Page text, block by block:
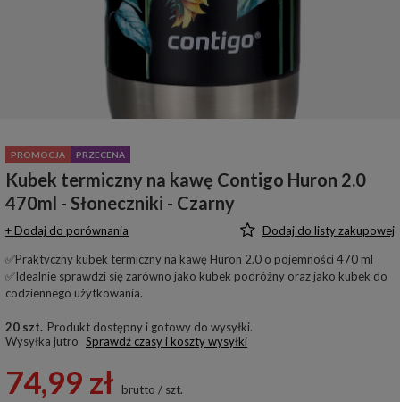
PROMOCJA PRZECENA
Kubek termiczny na kawę Contigo Huron 2.0
470ml - Słoneczniki - Czarny
+ Dodaj do porównania
Dodaj do listy zakupowej
✅Praktyczny kubek termiczny na kawę Huron 2.0 o pojemności 470 ml
✅Idealnie sprawdzi się zarówno jako kubek podróżny oraz jako kubek do
codziennego użytkowania.
20 szt. Produkt dostępny i gotowy do wysyłki
Wysyłka jutro Sprawdź czasy i koszty wysyłki
74,99 zł brutto / szt.